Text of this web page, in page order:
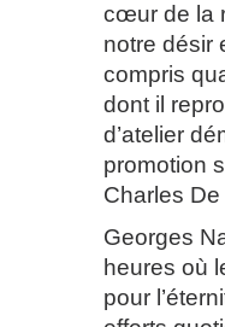
cœur de la
notre désir
compris
dont il
d’atelier
promotion
Charles
Georges
heures où
pour